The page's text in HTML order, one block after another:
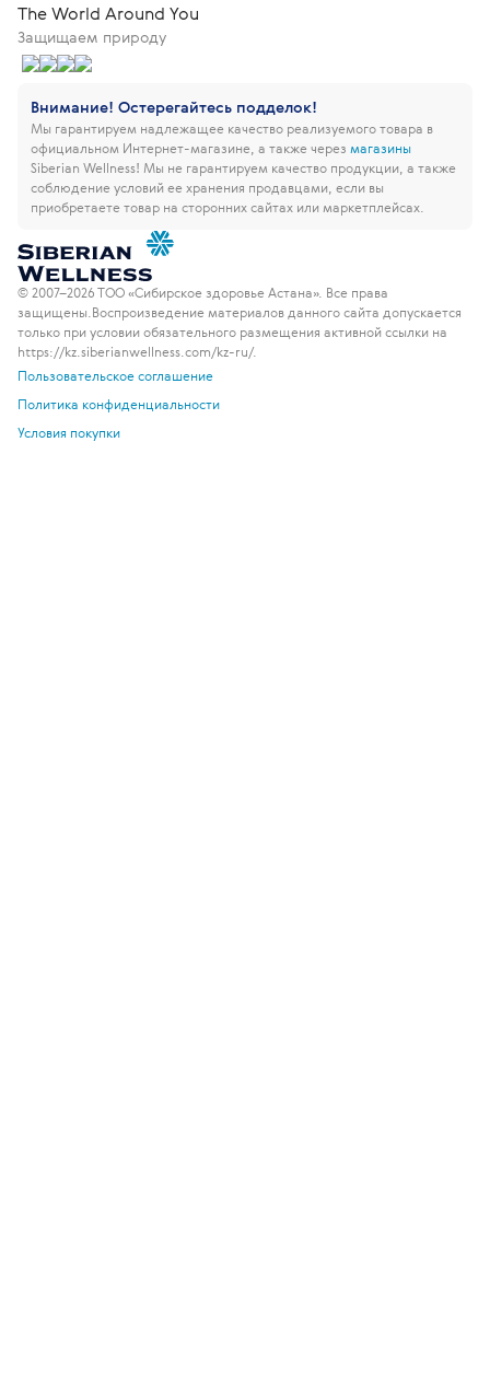
The World Around You
Защищаем природу
Внимание! Остерегайтесь подделок!
Мы гарантируем надлежащее качество реализуемого товара в
официальном Интернет-магазине, а также через магазины
Siberian Wellness! Мы не гарантируем качество продукции, а также
соблюдение условий ее хранения продавцами, если вы
приобретаете товар на сторонних сайтах или маркетплейсах.
© 2007–2026 ТОО «Сибирское здоровье Астана». Все права
защищены. Воспроизведение материалов данного сайта допускается
только при условии обязательного размещения активной ссылки на
https://kz.siberianwellness.com/kz-ru/.
Пользовательское соглашение
Политика конфиденциальности
Условия покупки